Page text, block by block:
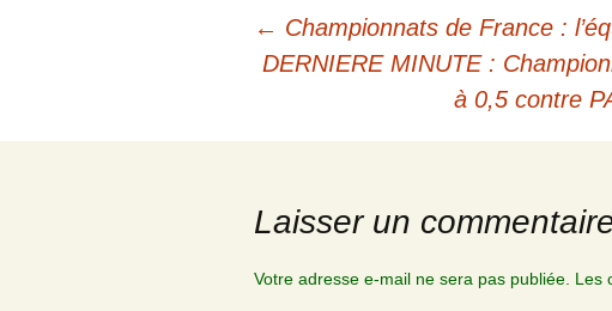
Juin
← Championnats de France :
DERNIERE MINUTE :
à 0,5 contre
Laisser un
Votre adresse e-mail ne sera pas publiée. Les